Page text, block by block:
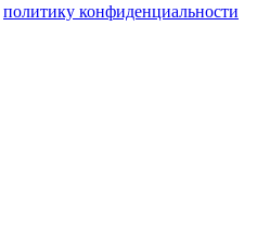
политику конфиденциальности